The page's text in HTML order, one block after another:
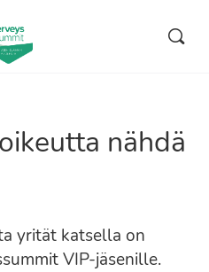
nähdä
yrität katsella on
VIP-jäsenille.